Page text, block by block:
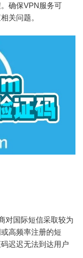
确保VPN服务可
关问题。
对国际短信采取较为
高频率注册的短
迟迟无法到达用户